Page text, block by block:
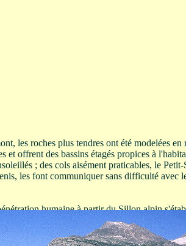
les roches plus tendres ont été modelées
et offrent des bassins étagés propices à
; des cols aisément praticables, le
les font communiquer sans difficulté avec
humaine à partir du Sillon alpin
placée sur les plus hautes crêtes, sur la
de la chaîne granitique des massifs centraux
seulement entaillée par l'Arc et l'Isère.